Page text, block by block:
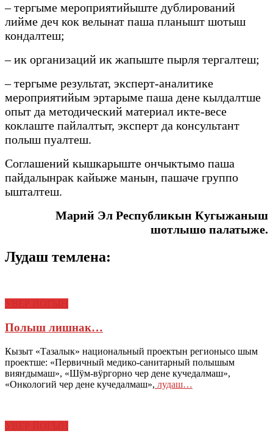
– тергыме мероприятийыште дублирований
лийме деч кок велынат паша планышт шотыш
кондалтеш;
– ик организаций ик жапыште пырля тергалтеш;
– тергыме результат, эксперт-аналитике
мероприятийым эртарыме паша дене кылдалтше
опыт да методический материал икте-весе
коклаште пайлалтыт, эксперт да консультант
полыш пуалтеш.
Соглашений кышкарыште ончыктымо паша
пайдалынрак кайыже манын, пашаче группо
ышталтеш.
Марий Эл Республикын Кугыжаныш
шотлышо палатыже.
Лудаш темлена:
Полыш лишнак…
Кызыт «Тазалык» национальный проектын регионысо шым
проектше: «Первичный медико-санитарный полышым
вияҥдымаш», «Шӱм-вӱргорно чер дене кучедалмаш»,
«Онкологий чер дене кучедалмаш», лудаш…